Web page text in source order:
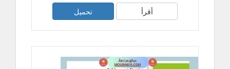
أقرأ تحميل